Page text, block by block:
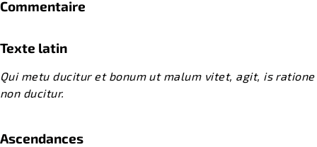
Commentaire
Texte latin
Qui metu ducitur et bonum ut malum vitet, agit, is ratione
non ducitur.
Ascendances